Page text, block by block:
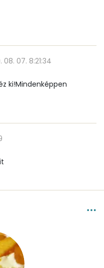
08. 07. 8:21:34
ki!Mindenképpen